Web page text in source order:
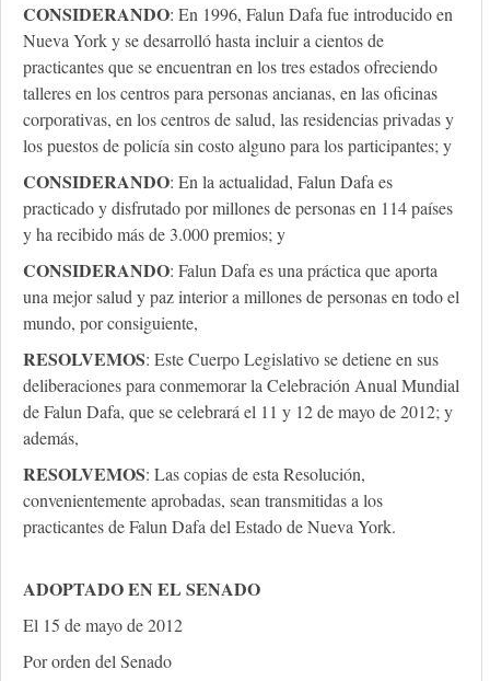
CONSIDERANDO: En 1996, Falun Dafa fue introducido en
Nueva York y se desarrolló hasta incluir a cientos de
practicantes que se encuentran en los tres estados ofreciendo
talleres en los centros para personas ancianas, en las oficinas
corporativas, en los centros de salud, las residencias privadas y
los puestos de policía sin costo alguno para los participantes; y
CONSIDERANDO: En la actualidad, Falun Dafa es
practicado y disfrutado por millones de personas en 114 países
y ha recibido más de 3.000 premios; y
CONSIDERANDO: Falun Dafa es una práctica que aporta
una mejor salud y paz interior a millones de personas en todo el
mundo, por consiguiente,
RESOLVEMOS: Este Cuerpo Legislativo se detiene en sus
deliberaciones para conmemorar la Celebración Anual Mundial
de Falun Dafa, que se celebrará el 11 y 12 de mayo de 2012; y
además,
RESOLVEMOS: Las copias de esta Resolución,
convenientemente aprobadas, sean transmitidas a los
practicantes de Falun Dafa del Estado de Nueva York.
ADOPTADO EN EL SENADO
El 15 de mayo de 2012
Por orden del Senado